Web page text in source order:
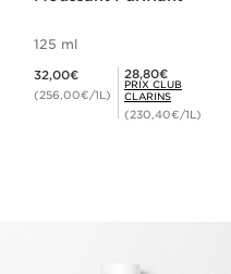
125 ml
32,00€
(256,00€/1L)
Prix Club Clarins 28,80€
28,80€
PRIX CLUB
CLARINS
(230,40€/1L)